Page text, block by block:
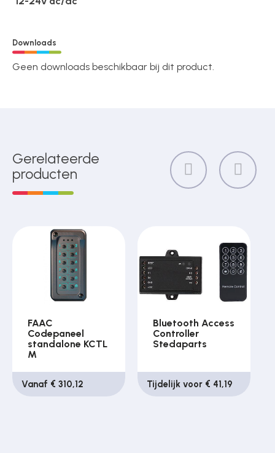
Downloads
Geen downloads beschikbaar bij dit product.
Gerelateerde
producten
FAAC
Codepaneel
standalone KCTL
M
Vanaf € 310,12
Bluetooth Access
Controller
Stedaparts
Tijdelijk voor € 41,19